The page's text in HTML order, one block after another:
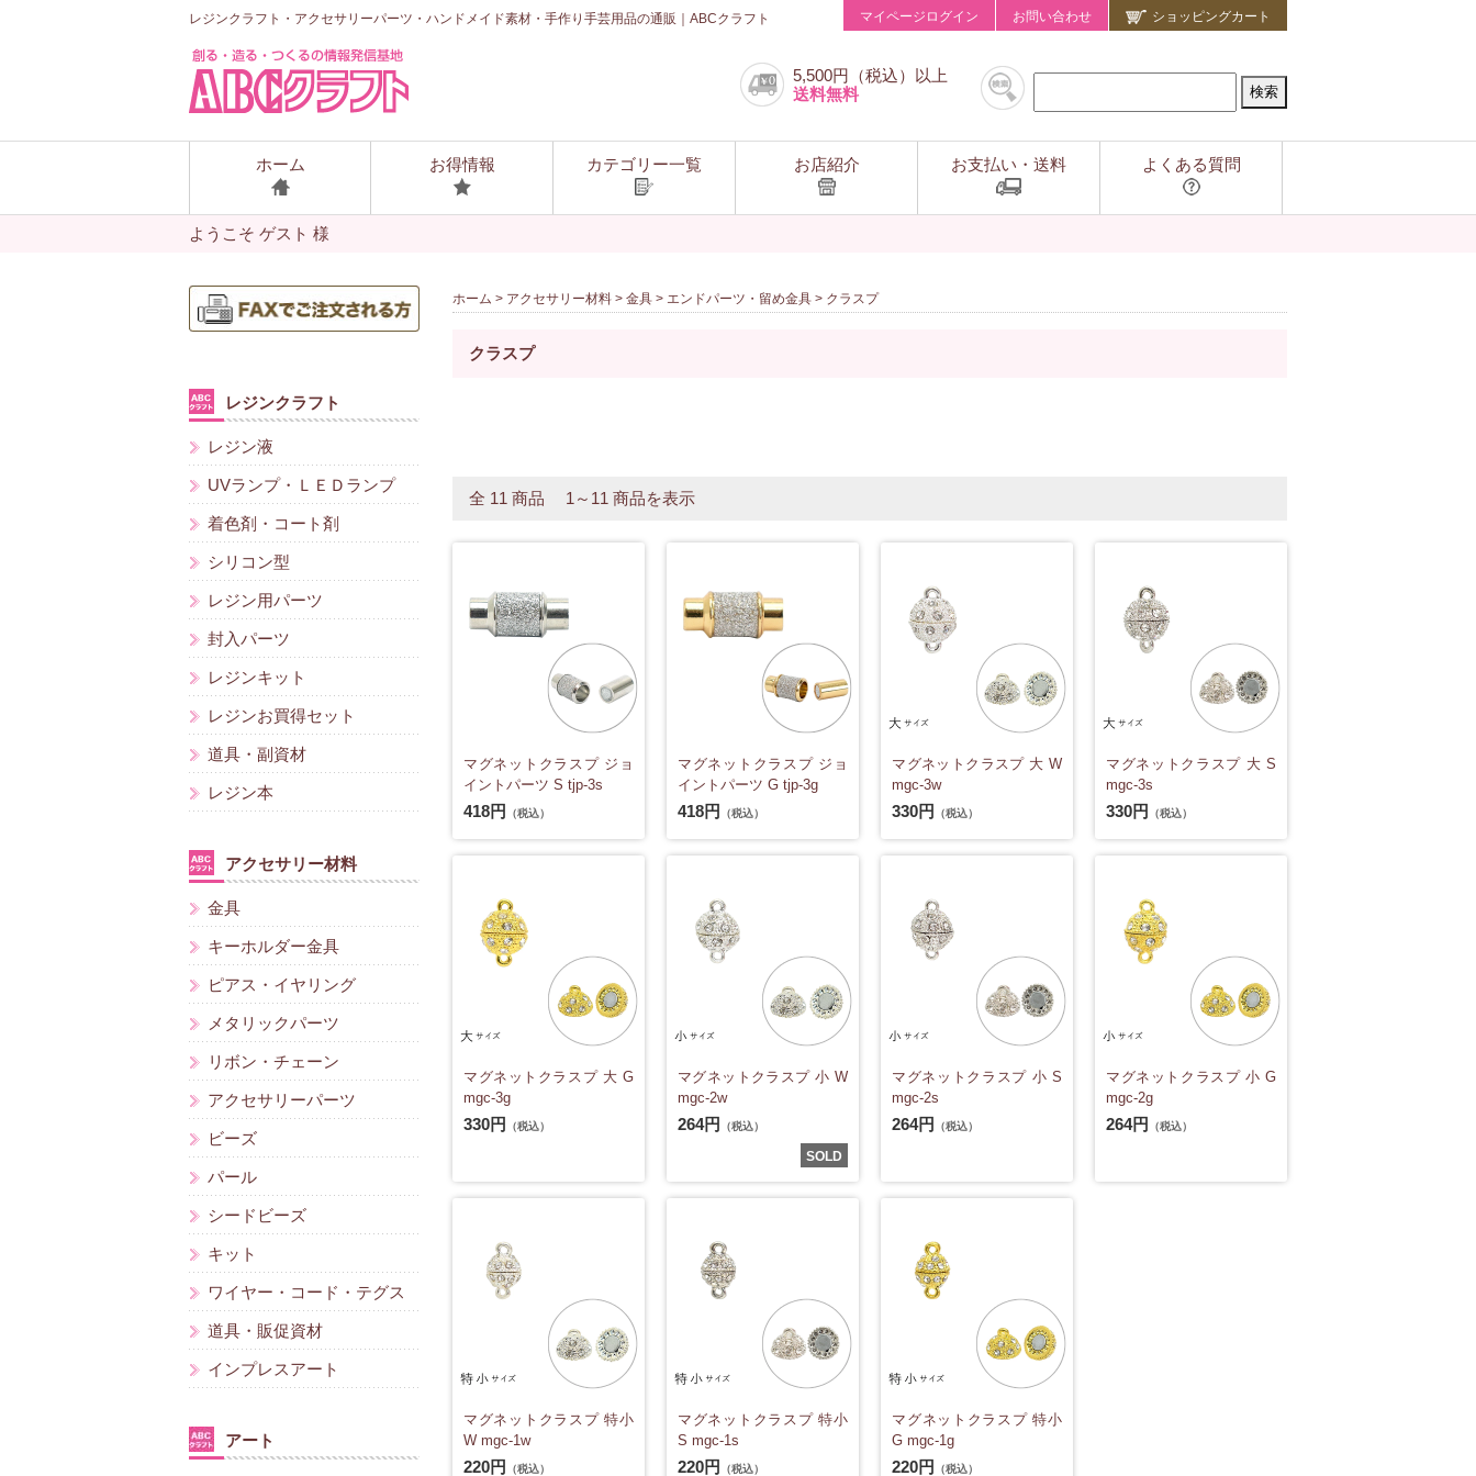
レジンクラフト・アクセサリーパーツ・ハンドメイド素材・手作り手芸用品の通販｜ABCクラフト マイページログイン お問い合わせ ショッピングカート
5,500円（税込）以上
送料無料
ホーム お得情報 カテゴリー一覧 お店紹介 お支払い・送料 よくある質問
ようこそ ゲスト 様
ホーム > アクセサリー材料 > 金具 > エンドパーツ・留め金具 > クラスプ
クラスプ
全 11 商品 1～11 商品を表示
マグネットクラスプ ジョ
イントパーツ S tjp-3s
418円 （税込）
マグネットクラスプ ジョ
イントパーツ G tjp-3g
418円 （税込）
マグネットクラスプ 大 W
mgc-3w
330円 （税込）
マグネットクラスプ 大 S
mgc-3s
330円 （税込）
マグネットクラスプ 大 G
mgc-3g
330円 （税込）
マグネットクラスプ 小 W
mgc-2w
264円 （税込）
SOLD
マグネットクラスプ 小 S
mgc-2s
264円 （税込）
マグネットクラスプ 小 G
mgc-2g
264円 （税込）
マグネットクラスプ 特小
W mgc-1w
220円 （税込）
マグネットクラスプ 特小
S mgc-1s
220円 （税込）
マグネットクラスプ 特小
G mgc-1g
220円 （税込）
レジンクラフト
レジン液
UVランプ・ＬＥＤランプ
着色剤・コート剤
シリコン型
レジン用パーツ
封入パーツ
レジンキット
レジンお買得セット
道具・副資材
レジン本
アクセサリー材料
金具
キーホルダー金具
ピアス・イヤリング
メタリックパーツ
リボン・チェーン
アクセサリーパーツ
ビーズ
パール
シードビーズ
キット
ワイヤー・コード・テグス
道具・販促資材
インプレスアート
アート